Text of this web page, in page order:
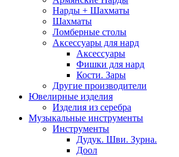
Нарды + Шахматы
Шахматы
Ломберные столы
Аксессуары для нард
Аксессуары
Фишки для нард
Кости. Зары
Другие производители
Ювелирные изделия
Изделия из серебра
Музыкальные инструменты
Инструменты
Дудук. Шви. Зурна.
Доол